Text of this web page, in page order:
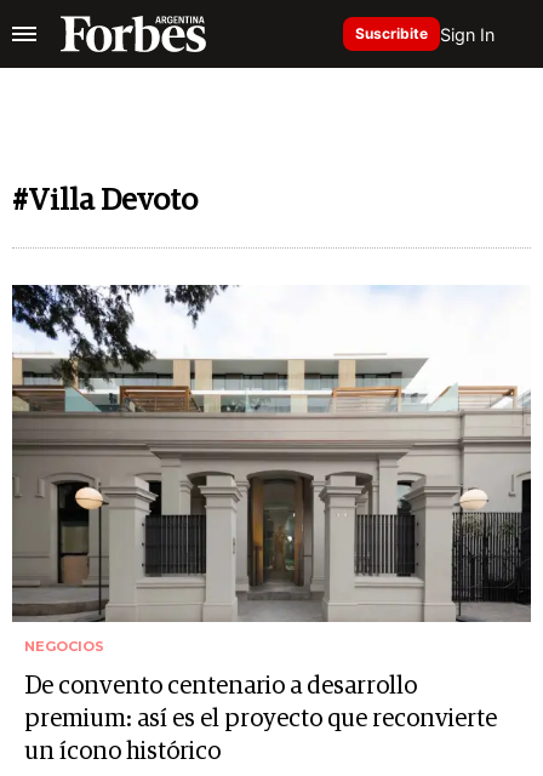
Suscribite Sign In
#Villa Devoto
NEGOCIOS
De convento centenario a desarrollo
premium: así es el proyecto que reconvierte
un ícono histórico